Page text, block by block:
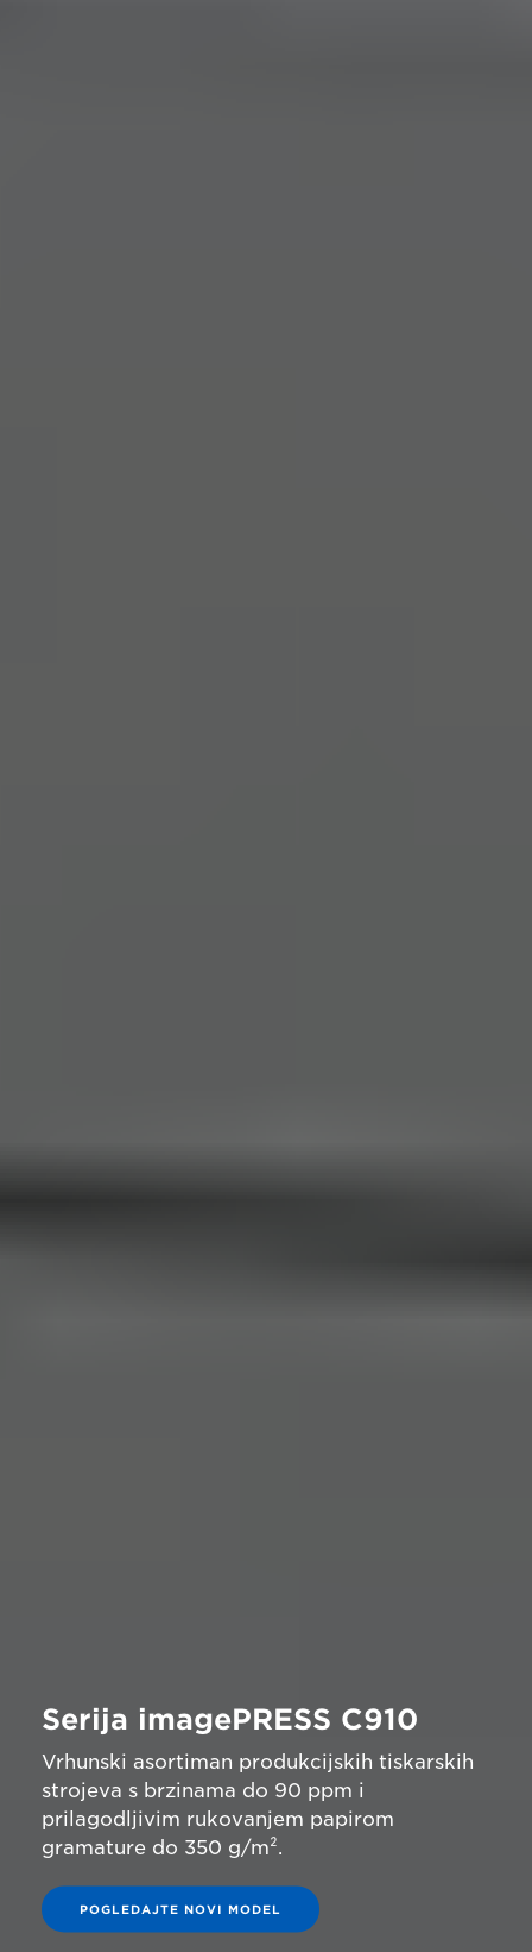
Serija imagePRESS C910
Vrhunski asortiman produkcijskih tiskarskih
strojeva s brzinama do 90 ppm i
prilagodljivim rukovanjem papirom
gramature do 350 g/m².
POGLEDAJTE NOVI MODEL